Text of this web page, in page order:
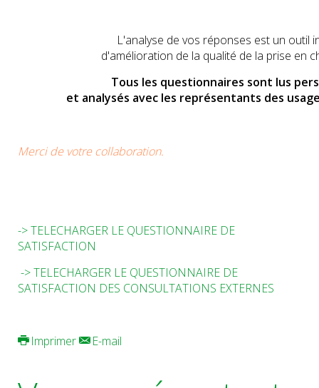
L'analyse de vos réponses est un outil
d'amélioration de la qualité de la prise en
Tous les questionnaires sont lus
et analysés avec les représentants des
Merci de votre collaboration.
-> TELECHARGER LE QUESTIONNAIRE DE
SATISFACTION
-> TELECHARGER LE QUESTIONNAIRE DE
SATISFACTION DES CONSULTATIONS EXTERNES
Imprimer E-mail